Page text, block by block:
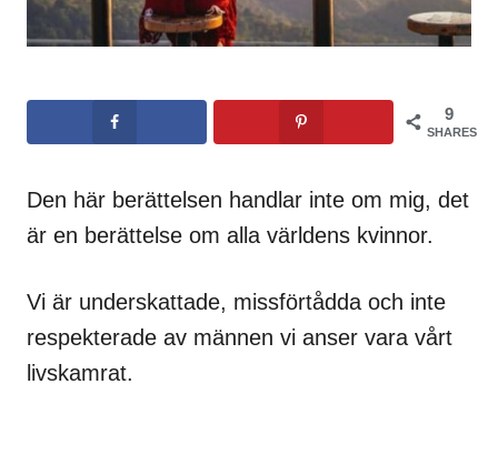
9
SHARES
Den här berättelsen handlar inte om mig, det
är en berättelse om alla världens kvinnor.
Vi är underskattade, missförtådda och inte
respekterade av männen vi anser vara vårt
livskamrat.